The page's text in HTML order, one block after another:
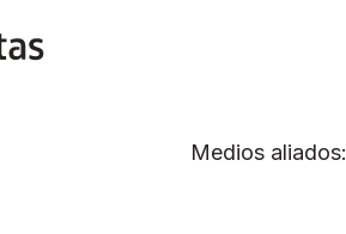
Medios aliados: